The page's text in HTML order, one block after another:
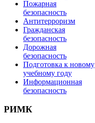
Пожарная
безопасность
Антитерроризм
Гражданская
безопасность
Дорожная
безопасность
Подготовка к новому
учебному году
Информационная
безопасность
РИМК